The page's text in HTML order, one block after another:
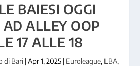
BAIESI OGGI
AD ALLEY OOP
17 ALLE 18
di Bari|Apr 1, 2025| Euroleague, LBA,